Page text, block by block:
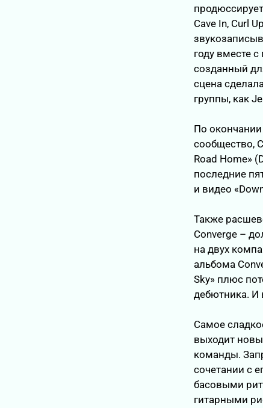
Cave In, Curl
году вместе
созданный
сцена
группы, как
По
сообщество,
Road Home»
последние
и видео
Также
Converge –
на двух
альбома
Sky» плюс
дебютника. И
Самое
выходит
команды.
сочетании с
басовыми
гитарными